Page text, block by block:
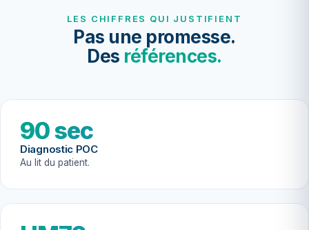
LES CHIFFRES QUI JUSTIFIENT
Pas une promesse.
Des références.
90 sec
Diagnostic POC
Au lit du patient.